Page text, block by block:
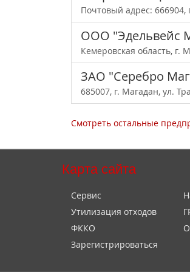
Почтовый адрес: 666904,
ООО "Эдельвейс
Кемеровская область, г.
ЗАО "Серебро
685007, г. Магадан, ул.
Смотреть остальные
Карта сайта
Сервис
Утилизация отходов
ФККО
Зарегистрироваться